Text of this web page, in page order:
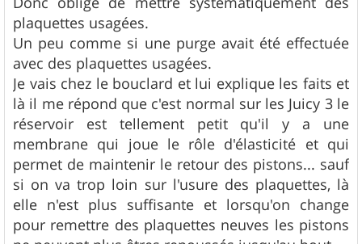
plaquettes usagées.
Un peu comme si une purge avait été effectuée
avec des plaquettes usagées.
Je vais chez le bouclard et lui explique les faits et
là il me répond que c'est normal sur les Juicy 3 le
réservoir est tellement petit qu'il y a une
membrane qui joue le rôle d'élasticité et qui
permet de maintenir le retour des pistons... sauf
si on va trop loin sur l'usure des plaquettes, là
elle n'est plus suffisante et lorsqu'on change
pour remettre des plaquettes neuves les pistons